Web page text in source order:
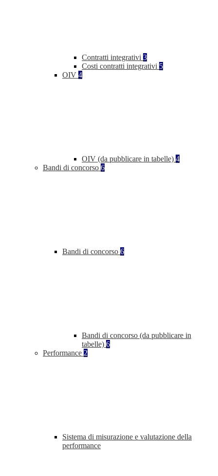
Contratti integrativi 3
Costi contratti integrativi 5
OIV 4
OIV (da pubblicare in tabelle) 4
Bandi di concorso 6
Bandi di concorso 6
Bandi di concorso (da pubblicare in
tabelle) 6
Performance 2
Sistema di misurazione e valutazione della
performance